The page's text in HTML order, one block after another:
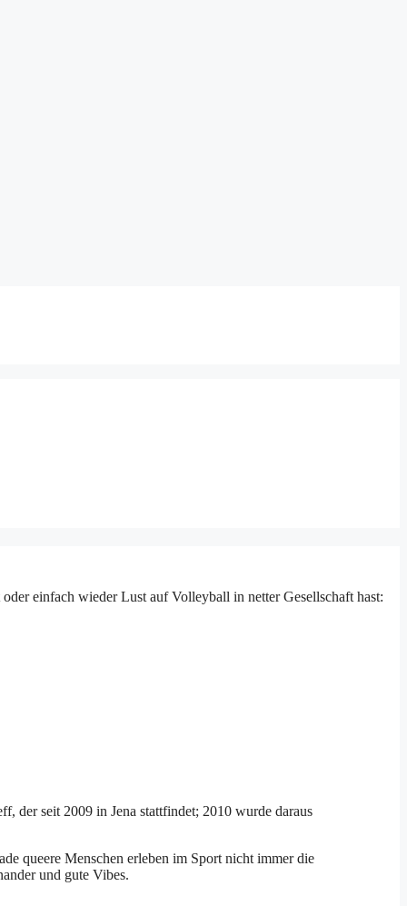
einfach wieder Lust auf Volleyball in netter Gesellschaft hast:
der seit 2009 in Jena stattfindet; 2010 wurde daraus
queere Menschen erleben im Sport nicht immer die
und gute Vibes.